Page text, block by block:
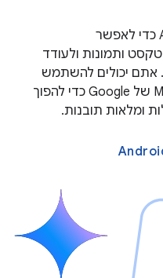
אפשר להשתמש בממשקי API כדי לאפשר
טקסט ותמונות ולעודד
יכולים להשתמש
בחבילה המלאה של כלי AI ו-ML של Google כדי להפוך
ומלאות תובנות.